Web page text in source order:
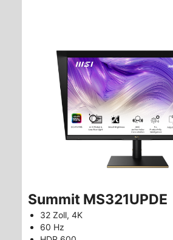
Summit MS321UPDE
32 Zoll, 4K
60 Hz